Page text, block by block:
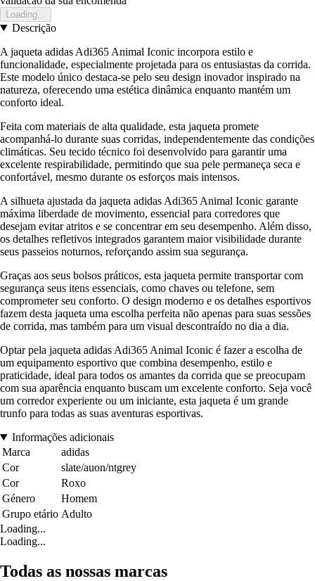
Loading...
Descrição
A jaqueta adidas Adi365 Animal Iconic incorpora estilo e
funcionalidade, especialmente projetada para os entusiastas da corrida.
Este modelo único destaca-se pelo seu design inovador inspirado na
natureza, oferecendo uma estética dinâmica enquanto mantém um
conforto ideal.
Feita com materiais de alta qualidade, esta jaqueta promete
acompanhá-lo durante suas corridas, independentemente das condições
climáticas. Seu tecido técnico foi desenvolvido para garantir uma
excelente respirabilidade, permitindo que sua pele permaneça seca e
confortável, mesmo durante os esforços mais intensos.
A silhueta ajustada da jaqueta adidas Adi365 Animal Iconic garante
máxima liberdade de movimento, essencial para corredores que
desejam evitar atritos e se concentrar em seu desempenho. Além disso,
os detalhes refletivos integrados garantem maior visibilidade durante
seus passeios noturnos, reforçando assim sua segurança.
Graças aos seus bolsos práticos, esta jaqueta permite transportar com
segurança seus itens essenciais, como chaves ou telefone, sem
comprometer seu conforto. O design moderno e os detalhes esportivos
fazem desta jaqueta uma escolha perfeita não apenas para suas sessões
de corrida, mas também para um visual descontraído no dia a dia.
Optar pela jaqueta adidas Adi365 Animal Iconic é fazer a escolha de
um equipamento esportivo que combina desempenho, estilo e
praticidade, ideal para todos os amantes da corrida que se preocupam
com sua aparência enquanto buscam um excelente conforto. Seja você
um corredor experiente ou um iniciante, esta jaqueta é um grande
trunfo para todas as suas aventuras esportivas.
Informações adicionais
Marca
adidas
Cor
slate/auon/ntgrey
Cor
Roxo
Género
Homem
Grupo etário Adulto
Loading...
Loading...
Todas as nossas marcas